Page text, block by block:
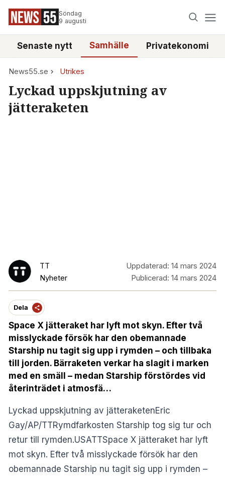
Söndag
9 augusti
Senaste nytt Samhälle Privatekonomi
News55.se Utrikes
Lyckad uppskjutning av
jätteraketen
TT
Nyheter
Uppdaterad: 14 mars 2024
Publicerad: 14 mars 2024
Dela
Space X jätteraket har lyft mot skyn. Efter två
misslyckade försök har den obemannade
Starship nu tagit sig upp i rymden – och tillbaka
till jorden. Bärraketen verkar ha slagit i marken
med en smäll – medan Starship förstördes vid
återinträdet i atmosfä…
Lyckad uppskjutning av jätteraketenEric
Gay/AP/TTRymdfarkosten Starship tog sig tur och
retur till rymden.USATTSpace X jätteraket har lyft
mot skyn. Efter två misslyckade försök har den
obemannade Starship nu tagit sig upp i rymden –